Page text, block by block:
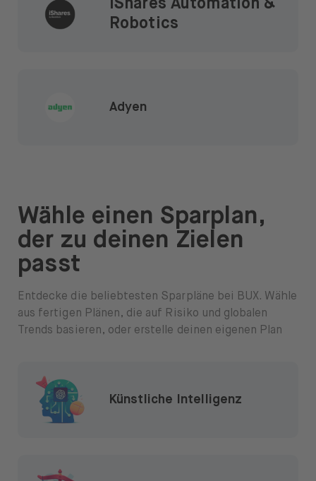
iShares Automation &
Robotics
Adyen
Wähle einen Sparplan,
der zu deinen Zielen
passt
Entdecke die beliebtesten Sparpläne bei BUX. Wähle
aus fertigen Plänen, die auf Risiko und globalen
Trends basieren, oder erstelle deinen eigenen Plan
Künstliche Intelligenz